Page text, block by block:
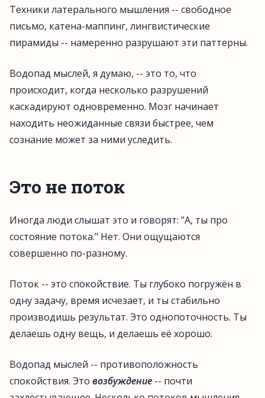
Техники латерального мышления -- свободное
письмо, катена-маппинг, лингвистические
пирамиды -- намеренно разрушают эти паттерны.
Водопад мыслей, я думаю, -- это то, что
происходит, когда несколько разрушений
каскадируют одновременно. Мозг начинает
находить неожиданные связи быстрее, чем
сознание может за ними уследить.
Это не поток
Иногда люди слышат это и говорят: "А, ты про
состояние потока." Нет. Они ощущаются
совершенно по-разному.
Поток -- это спокойствие. Ты глубоко погружён в
одну задачу, время исчезает, и ты стабильно
производишь результат. Это однопоточность. Ты
делаешь одну вещь, и делаешь её хорошо.
Водопад мыслей -- противоположность
спокойствия. Это возбуждение -- почти